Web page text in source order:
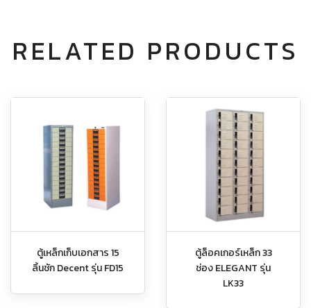
RELATED PRODUCTS
ตู้เหล็กเก็บเอกสาร 15
ลิ้นชัก Decent รุ่น FD15
ตู้ล็อคเกอร์เหล็ก 33
ช่อง ELEGANT รุ่น
LK33